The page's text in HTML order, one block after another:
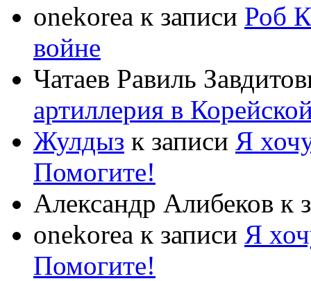
onekorea к записи Роб
войне
Чатаев Равиль
артиллерия в
Жулдыз к записи Я
Помогите!
Александр Алибеков к
onekorea к записи Я
Помогите!